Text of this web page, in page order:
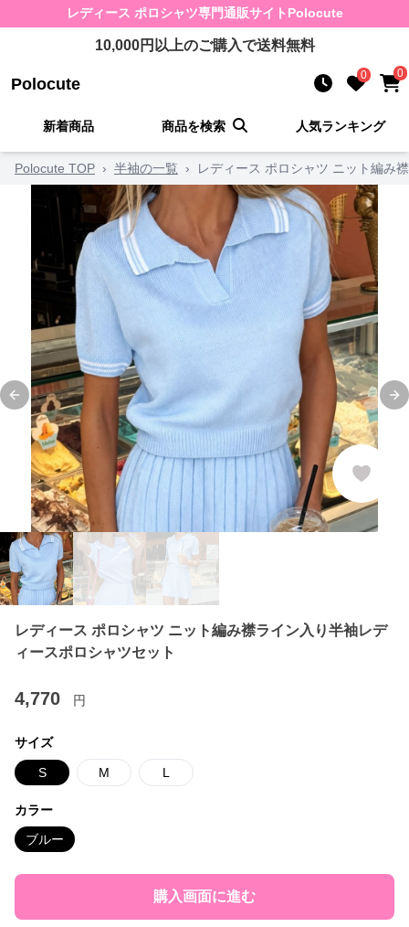
レディース ポロシャツ専門通販サイト Polocute
10,000円以上のご購入で送料無料
Polocute 0 0
新着商品 商品を検索 人気ランキング
Polocute TOP › 半袖の一覧 › レディース ポロシャツ ニット編み
Previous slide
レディース ポロシャツ ニット編み襟ライン入り半袖レデ
ィースポロシャツセット
4,770 円
サイズ
S M L
カラー
ブルー
購入画面に進む